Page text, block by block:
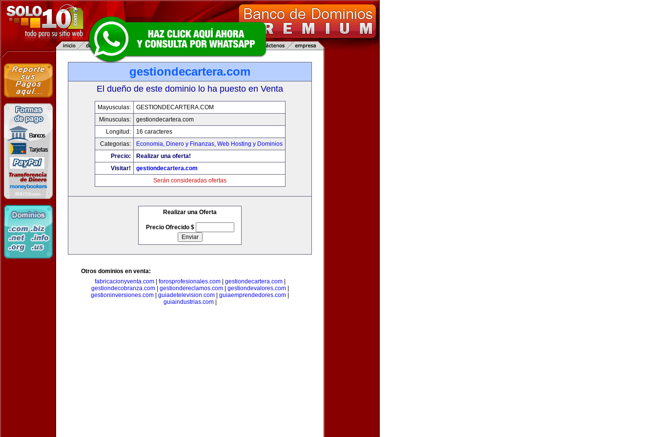
gestiondecartera.com
El dueño de este dominio lo ha puesto en Venta
Mayusculas:
GESTIONDECARTERA.COM
Minusculas:
gestiondecartera.com
Longitud:
16 caracteres
Categorias:
Economia, Dinero y Finanzas, Web Hosting y Dominios
Precio:
Realizar una oferta!
Visitar!
gestiondecartera.com
Serán consideradas ofertas
Realizar una Oferta
Precio Ofrecido $
Otros dominios en venta:
fabricacionyventa.com| forosprofesionales.com| gestiondecartera.com|
gestiondecobranza.com| gestiondereclamos.com| gestiondevalores.com|
gestioninversiones.com
guiadetelevision.com guiaemprendedores.com
guiaindustrias.com|